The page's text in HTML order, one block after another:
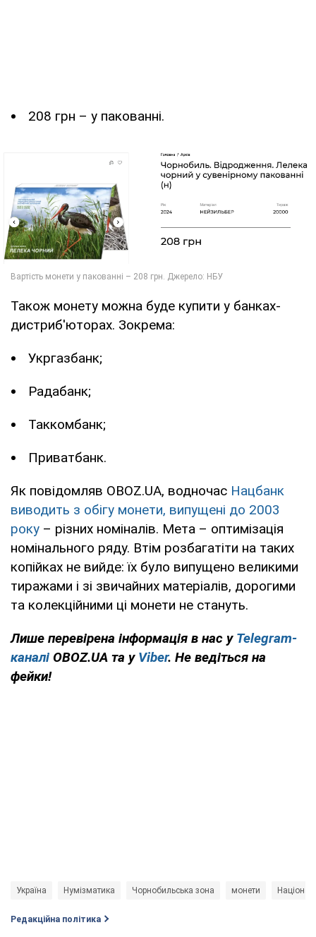
208 грн – у пакованні.
Також монету можна буде купити у банках-
дистриб'юторах. Зокрема:
Укргазбанк;
Радабанк;
Таккомбанк;
Приватбанк.
Як повідомляв OBOZ.UA, водночас Нацбанк
виводить з обігу монети, випущені до 2003
року – різних номіналів. Мета – оптимізація
номінального ряду. Втім розбагатіти на таких
копійках не вийде: їх було випущено великими
тиражами і зі звичайних матеріалів, дорогими
та колекційними ці монети не стануть.
Лише перевірена інформація в нас у Telegram-
каналі OBOZ.UA та у Viber. Не ведіться на
фейки!
Україна Нумізматика Чорнобильська зона монети
Редакційна політика